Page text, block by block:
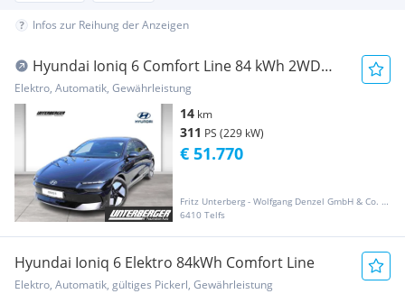
Infos zur Reihung der Anzeigen
Hyundai Ioniq 6 Comfort Line 84 kWh 2WD
FACELIFT abzügl...
Elektro, Automatik, Gewährleistung
14 km
311 PS (229 kW)
Fritz Unterberg - Wolfgang Denzel GmbH & Co. KG
6410 Telfs
€ 51.770
Hyundai Ioniq 6 Elektro 84kWh Comfort Line
Elektro, Automatik, gültiges Pickerl, Gewährleistung